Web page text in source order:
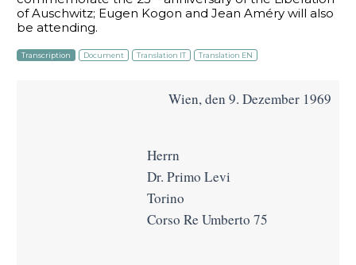
of Auschwitz; Eugen Kogon and Jean Améry will also
be attending.
Transcription Document Translation IT Translation EN
Wien, den 9. Dezember 1969
Herrn
Dr. Primo Levi
Torino
Corso Re Umberto 75